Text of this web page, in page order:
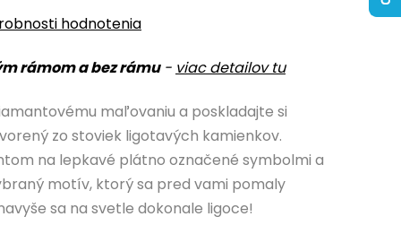
hodnotenia
rámom a bez rámu- viac detailov tu
maľovaniu a poskladajte si
zo stoviek ligotavých kamienkov.
na lepkavé plátno označené symbolmi a
motív, ktorý sa pred vami pomaly
sa na svetle dokonale ligoce!